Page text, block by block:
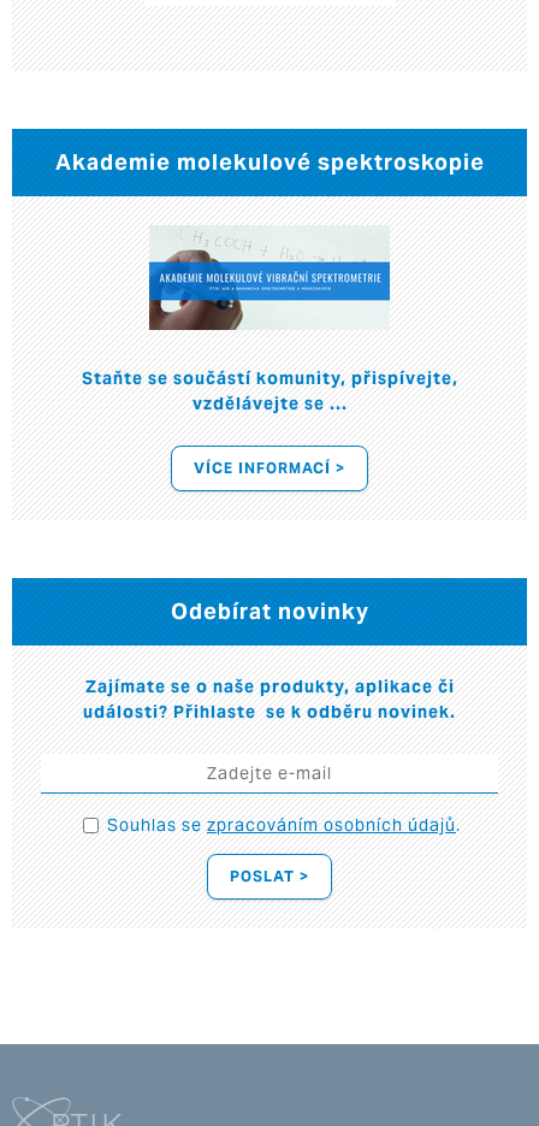
Akademie molekulové spektroskopie
Staňte se součástí komunity, přispívejte,
vzdělávejte se ...
VÍCE INFORMACÍ >
Odebírat novinky
Zajímate se o naše produkty, aplikace či
události? Přihlaste se k odběru novinek.
Souhlas sezpracováním osobních údajů.
POSLAT >